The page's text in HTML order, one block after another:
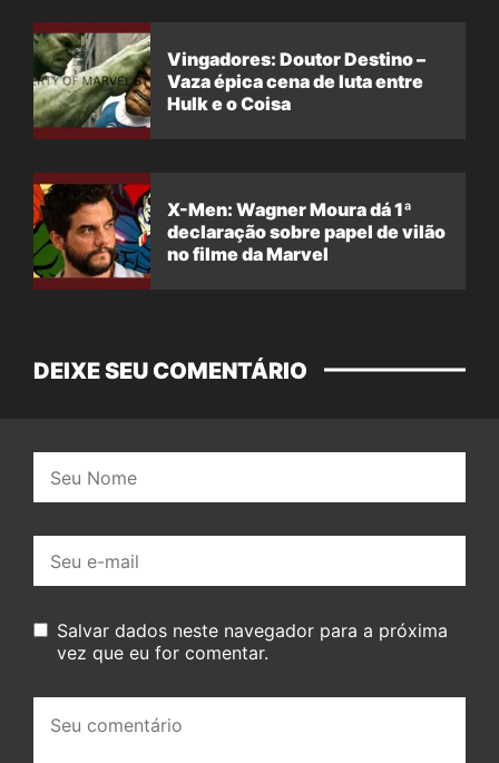
Vingadores: Doutor Destino –
Vaza épica cena de luta entre
Hulk e o Coisa
X-Men: Wagner Moura dá 1ª
declaração sobre papel de vilão
no filme da Marvel
DEIXE SEU COMENTÁRIO
mail:
Salvar dados neste navegador para a próxima
vez que eu for comentar.
comentário: